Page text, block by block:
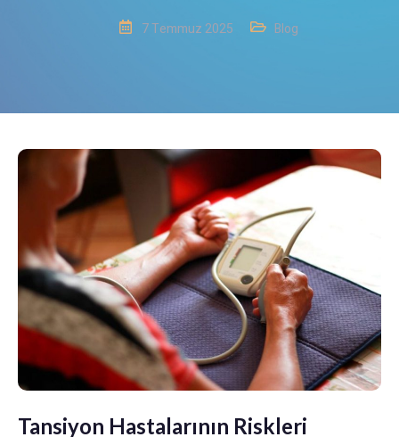
7 Temmuz 2025 Blog
Tansiyon Hastalarının Riskleri